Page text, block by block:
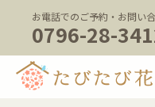
お電話でのご予約・お問い
0796-28-